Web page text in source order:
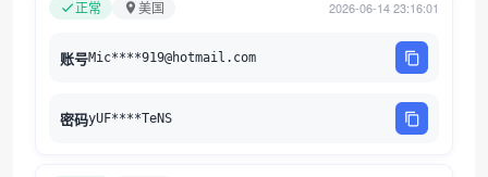
正常 美国 2026-06-14 23:16:01
账号Mic****919@hotmail.com
密码yUF****TeNS